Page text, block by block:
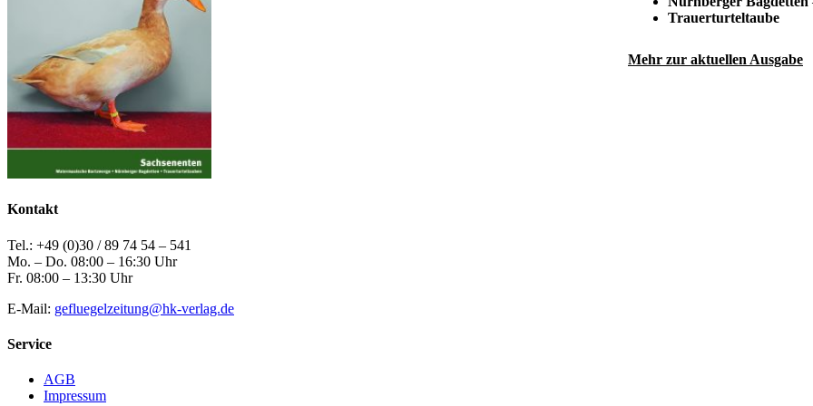
Trauerturteltaube
Mehr zur aktuellen Ausgabe
Kontakt
Tel.: +49 (0)30 / 89 74 54 – 541
Mo. – Do. 08:00 – 16:30 Uhr
Fr. 08:00 – 13:30 Uhr
E-Mail: gefluegelzeitung@hk-verlag.de
Service
AGB
Impressum